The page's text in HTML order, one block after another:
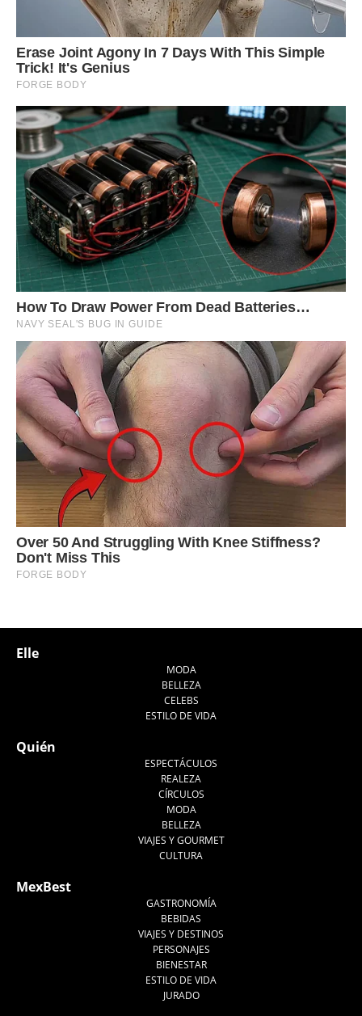
Elle
MODA
BELLEZA
CELEBS
ESTILO DE VIDA
Quién
ESPECTÁCULOS
REALEZA
CÍRCULOS
MODA
BELLEZA
VIAJES Y GOURMET
CULTURA
MexBest
GASTRONOMÍA
BEBIDAS
VIAJES Y DESTINOS
PERSONAJES
BIENESTAR
ESTILO DE VIDA
JURADO